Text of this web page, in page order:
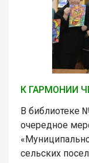
К ГАРМОНИИ
В библиотеке
очередное
сельских